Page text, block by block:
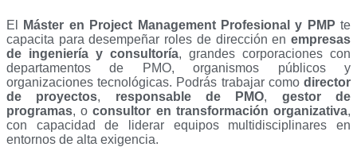
El Máster en Project Management Profesional y PMP te
capacita para desempeñar roles de dirección en empresas
de ingeniería y consultoría, grandes corporaciones con
departamentos de PMO, organismos públicos y
organizaciones tecnológicas. Podrás trabajar como director
de proyectos, responsable de PMO, gestor de
programas, oconsultor en transformación organizativa,
con capacidad de liderar equipos multidisciplinares en
entornos de alta exigencia.